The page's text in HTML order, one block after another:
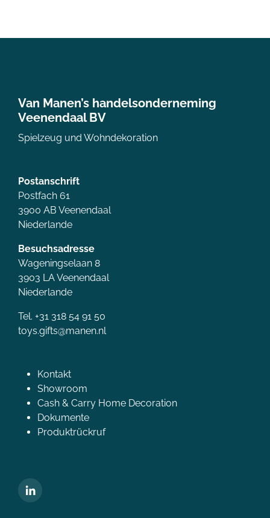
Van Manen’s handelsonderneming
Veenendaal BV
Spielzeug und Wohndekoration
Postanschrift
Postfach 61
3900 AB Veenendaal
Niederlande
Besuchsadresse
Wageningselaan 8
3903 LA Veenendaal
Niederlande
Tel. +31 318 54 91 50
toys.gifts@manen.nl
Kontakt
Showroom
Cash & Carry Home Decoration
Dokumente
Produktrückruf